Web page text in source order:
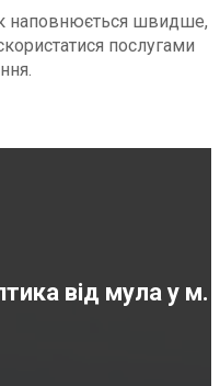
наповнюється швидше,
послугами
від мула у м.